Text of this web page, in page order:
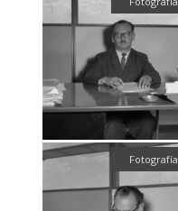
Fotografía